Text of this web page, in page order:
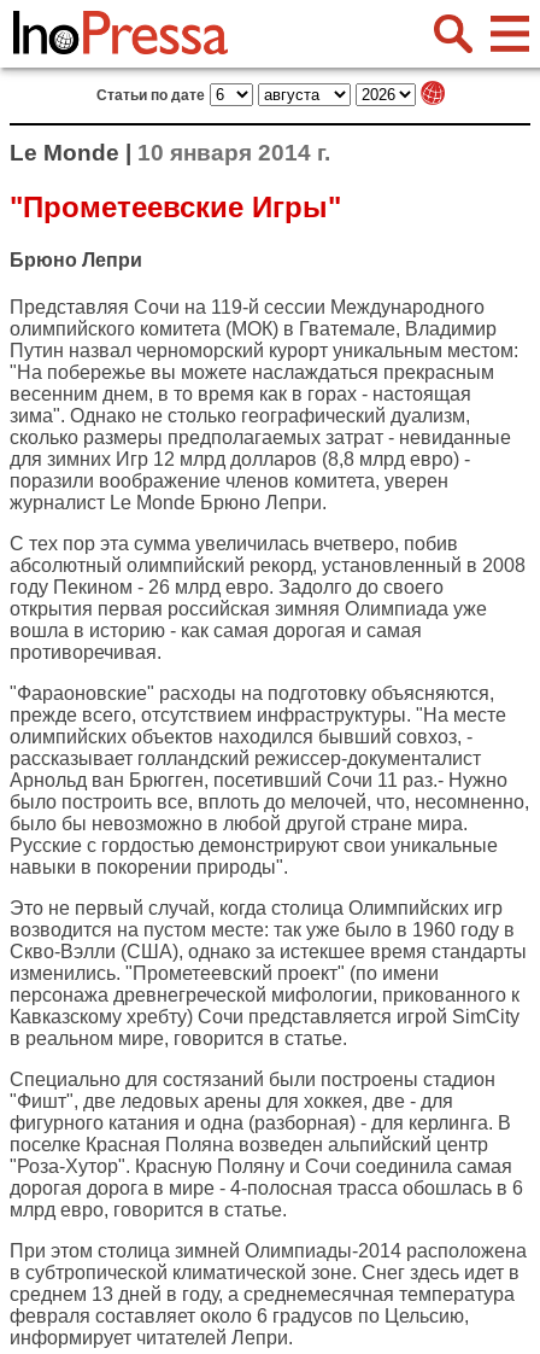
Статьи по дате
Le Monde | 10 января 2014 г.
"Прометеевские Игры"
Брюно Лепри
Представляя Сочи на 119-й сессии Международного
олимпийского комитета (МОК) в Гватемале, Владимир
Путин назвал черноморский курорт уникальным местом:
"На побережье вы можете наслаждаться прекрасным
весенним днем, в то время как в горах - настоящая
зима". Однако не столько географический дуализм,
сколько размеры предполагаемых затрат - невиданные
для зимних Игр 12 млрд долларов (8,8 млрд евро) -
поразили воображение членов комитета, уверен
журналист Le Monde Брюно Лепри.
С тех пор эта сумма увеличилась вчетверо, побив
абсолютный олимпийский рекорд, установленный в 2008
году Пекином - 26 млрд евро. Задолго до своего
открытия первая российская зимняя Олимпиада уже
вошла в историю - как самая дорогая и самая
противоречивая.
"Фараоновские" расходы на подготовку объясняются,
прежде всего, отсутствием инфраструктуры. "На месте
олимпийских объектов находился бывший совхоз, -
рассказывает голландский режиссер-документалист
Арнольд ван Брюгген, посетивший Сочи 11 раз.- Нужно
было построить все, вплоть до мелочей, что, несомненно,
было бы невозможно в любой другой стране мира.
Русские с гордостью демонстрируют свои уникальные
навыки в покорении природы".
Это не первый случай, когда столица Олимпийских игр
возводится на пустом месте: так уже было в 1960 году в
Скво-Вэлли (США), однако за истекшее время стандарты
изменились. "Прометеевский проект" (по имени
персонажа древнегреческой мифологии, прикованного к
Кавказскому хребту) Сочи представляется игрой SimCity
в реальном мире, говорится в статье.
Специально для состязаний были построены стадион
"Фишт", две ледовых арены для хоккея, две - для
фигурного катания и одна (разборная) - для керлинга. В
поселке Красная Поляна возведен альпийский центр
"Роза-Хутор". Красную Поляну и Сочи соединила самая
дорогая дорога в мире - 4-полосная трасса обошлась в 6
млрд евро, говорится в статье.
При этом столица зимней Олимпиады-2014 расположена
в субтропической климатической зоне. Снег здесь идет в
среднем 13 дней в году, а среднемесячная температура
февраля составляет около 6 градусов по Цельсию,
информирует читателей Лепри.